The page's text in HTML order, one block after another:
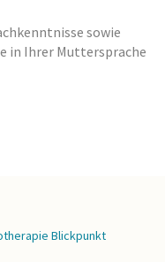
sowie
in Ihrer Muttersprache
Blickpunkt